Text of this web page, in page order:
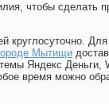
чтобы сделать
круглосуточно.
Мытищи
Яндекс Деньги,
время можно